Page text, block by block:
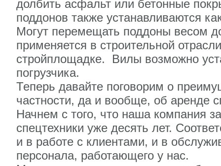
долбить асфальт или бетонные
поддонов также устанавливаются
Могут перемещать поддоны весом
применяется в строительной
стройплощадке. Вилы возможно
погрузчика.
Теперь давайте поговорим о
частности, да и вообще, об аренде
Начнем с того, что наша компания
спецтехники уже десять лет.
и в работе с клиентами, и в
персонала, работающего у нас.